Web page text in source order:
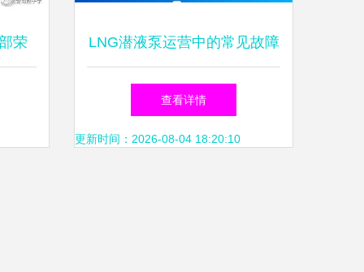
荣
”，
LNG潜液泵运营中的常见故障
分析与排除及维护保养策略
查看详情
更新时间：2026-08-04 18:20:10